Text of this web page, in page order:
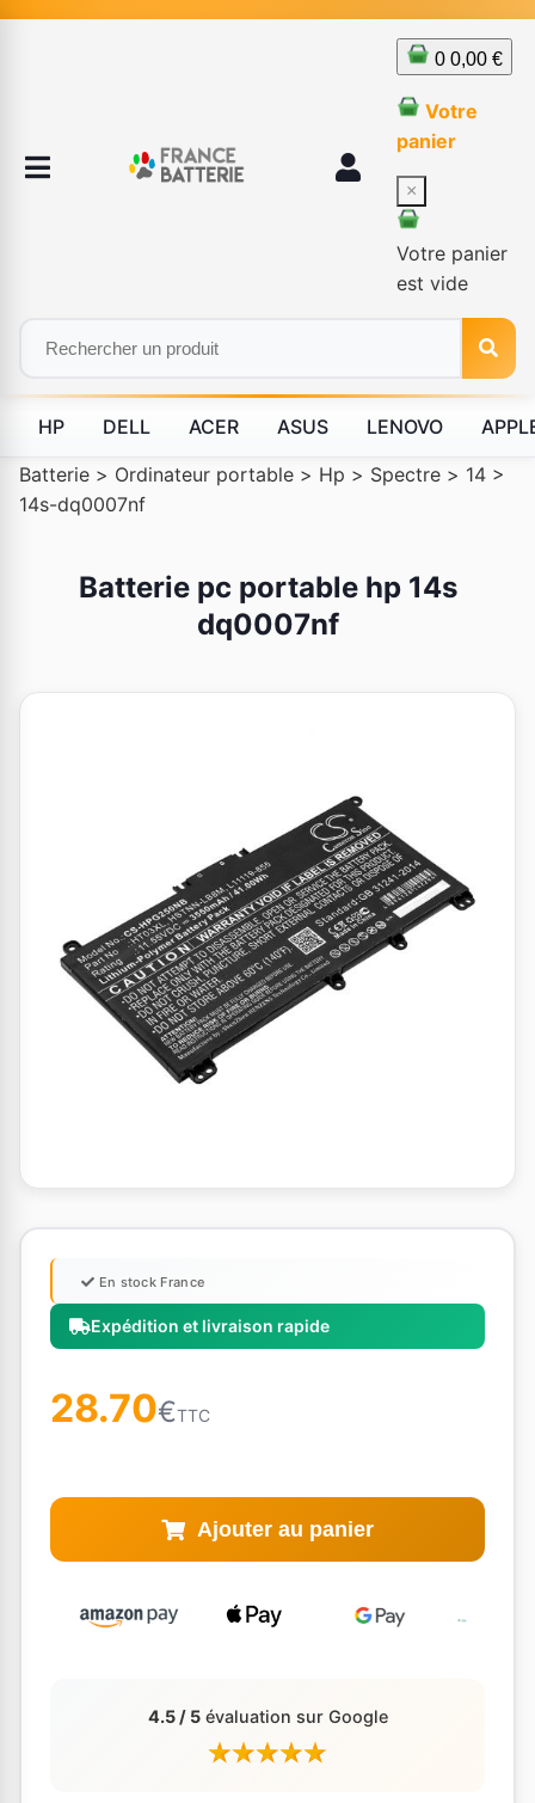
0 0,00 €
Votre
panier
×
Votre panier
est vide
HP DELL ACER ASUS LENOVO
Batterie > Ordinateur portable > Hp > Spectre > 14 >
14s-dq0007nf
Batterie pc portable hp 14s
dq0007nf
Expédition et livraison rapide
En stock France
28.70€TTC
Ajouter au panier
4.5 / 5évaluation sur Google